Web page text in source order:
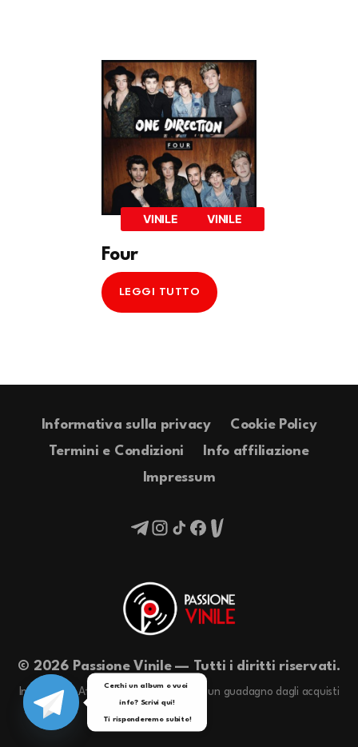
VINILE VINILE
Four
LEGGI TUTTO
Informativa sulla privacy
Cookie Policy
Termini e Condizioni
Info affiliazione
Impressum
© 2026 Passione Vinile — Tutti i diritti riservati.
In qualità di Affiliati Amazon riceviamo un guadagno dagli acquisti
idonei.
Cerchi un album o vuoi
info? Scrivi qui!
Ti risponderemo subito!